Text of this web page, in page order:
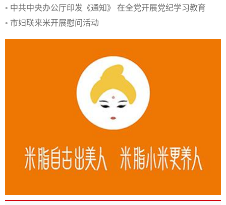
发放仪
• 中共中央办公厅印发《通知》 在全党开展党纪学习教育
• 市妇联来米开展慰问活动